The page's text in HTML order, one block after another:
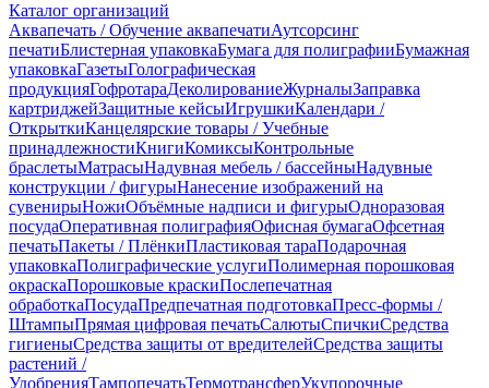
Каталог организаций
Аквапечать / Обучение аквапечатиАутсорсинг
печатиБлистерная упаковкаБумага для полиграфииБумажная
упаковкаГазетыГолографическая
продукцияГофротараДеколированиеЖурналыЗаправка
картриджейЗащитные кейсыИгрушкиКалендари /
ОткрыткиКанцелярские товары / Учебные
принадлежностиКнигиКомиксыКонтрольные
браслетыМатрасыНадувная мебель / бассейныНадувные
конструкции / фигурыНанесение изображений на
сувенирыНожиОбъёмные надписи и фигурыОдноразовая
посудаОперативная полиграфияОфисная бумагаОфсетная
печатьПакеты / ПлёнкиПластиковая тараПодарочная
упаковкаПолиграфические услугиПолимерная порошковая
окраскаПорошковые краскиПослепечатная
обработкаПосудаПредпечатная подготовкаПресс-формы /
ШтампыПрямая цифровая печатьСалютыСпичкиСредства
гигиеныСредства защиты от вредителейСредства защиты
растений /
УдобренияТампопечатьТермотрансферУкупорочные